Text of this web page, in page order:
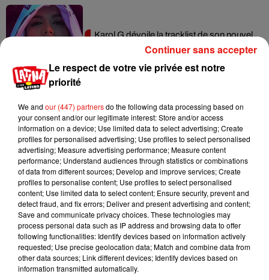
Karol G dévoile la tracklist de son nouvel
album… avec des invités...
5 août 2026
Benny Blanco invite Selena Gomez et
Becky G sur son nouveau single
31 juillet 2026
Escapade à Guadalajara
Laura Pausini : retour confirmé à l'Accor
Le respect de votre vie privée est notre
priorité
We and our (447) partnersdo the following data processing based on
your consent and/or our legitimate interest: Store and/or access
information on a device; Use limited data to select advertising; Create
profiles for personalised advertising; Use profiles to select personalised
advertising; Measure advertising performance; Measure content
performance; Understand audiences through statistics or combinations
of data from different sources; Develop and improve services; Create
profiles to personalise content; Use profiles to select personalised
content; Use limited data to select content; Ensure security, prevent and
detect fraud, and fix errors; Deliver and present advertising and content;
Save and communicate privacy choices. These technologies may
process personal data such as IP address and browsing data to offer
following functionalities: Identify devices based on information actively
requested; Use precise geolocation data; Match and combine data from
other data sources; Link different devices; Identify devices based on
information transmitted automatically.
Continuer sans accepter